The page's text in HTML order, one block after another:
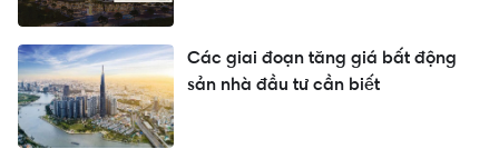
Các giai đoạn tăng giá bất động
sản nhà đầu tư cần biết